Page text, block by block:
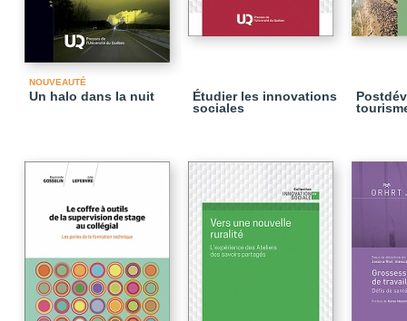
NOUVEAUTÉ
Un halo dans la nuit
Étudier les innovations
sociales